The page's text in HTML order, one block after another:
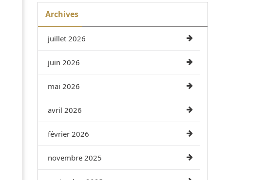
Archives
juillet 2026
juin 2026
mai 2026
avril 2026
février 2026
novembre 2025